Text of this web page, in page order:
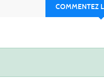
COMMENTEZ